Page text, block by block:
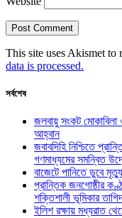
This site uses Akismet to
data is processed.
সর্বশেষ
জলবায়ু সংকট মোকাবিলা
আহ্বান
জবাবদিহি নিশ্চিতে
গণমাধ্যমের সমন্বিত
বাজেটে পানিতে ডুবে
প্রান্তিক জনগোষ্ঠীর
শক্তিশালী ভূমিকার
ইলিশ রক্ষায় মধ্যরাত